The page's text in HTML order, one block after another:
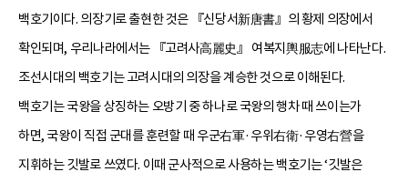
백호기이다. 의장기로 출현한 것은 『신당서新唐書』의 황제 의장에서
확인되며, 우리나라에서는 『고려사高麗史』 여복지輿服志에 나타난다.
조선시대의 백호기는 고려시대의 의장을 계승한 것으로 이해된다.
백호기는 국왕을 상징하는 오방기 중 하나로 국왕의 행차 때 쓰이는가
하면, 국왕이 직접 군대를 훈련할 때 우군右軍·우위右衛·우영右營을
지휘하는 깃발로 쓰였다. 이때 군사적으로 사용하는 백호기는 ‘깃발은